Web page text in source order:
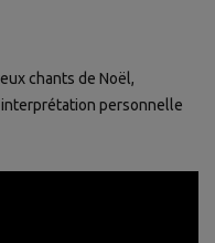
chants de Noël,
interprétation personnelle